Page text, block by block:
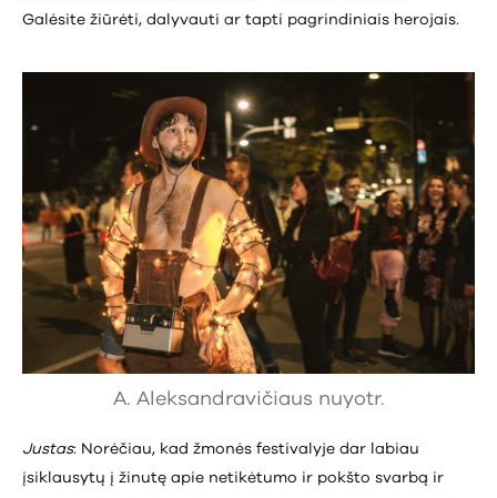
Galėsite žiūrėti, dalyvauti ar tapti pagrindiniais herojais.
A. Aleksandravičiaus nuyotr.
Justas: Norėčiau, kad žmonės festivalyje dar labiau
įsiklausytų į žinutę apie netikėtumo ir pokšto svarbą ir